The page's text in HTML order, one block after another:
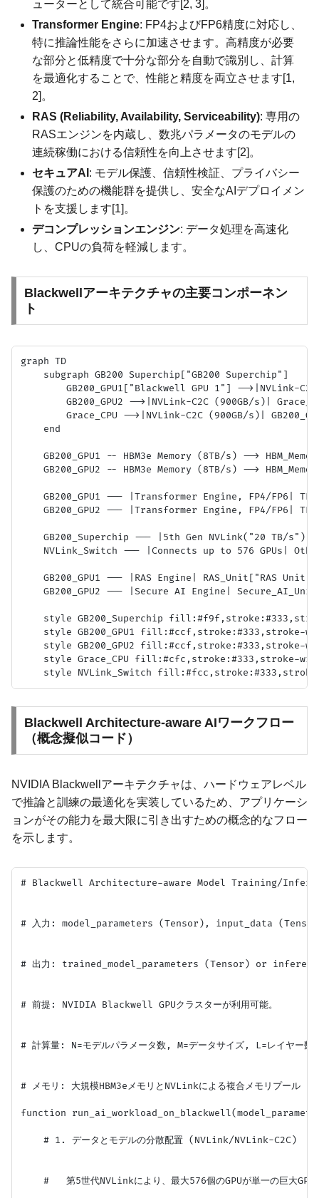
ューターとして統合可能です[2, 3]。
Transformer Engine: FP4およびFP6精度に対応し、
特に推論性能をさらに加速させます。高精度が必要
な部分と低精度で十分な部分を自動で識別し、計算
を最適化することで、性能と精度を両立させます[1,
2]。
RAS (Reliability, Availability, Serviceability): 専用の
RASエンジンを内蔵し、数兆パラメータのモデルの
連続稼働における信頼性を向上させます[2]。
セキュアAI : モデル保護、信頼性検証、プライバシー
保護のための機能群を提供し、安全なAIデプロイメン
トを支援します[1]。
デコンプレッションエンジン: データ処理を高速化
し、CPUの負荷を軽減します。
Blackwellアーキテクチャの主要コンポーネン
ト
graph TD
    subgraph GB200 Superchip["GB200 Superchip"]
GB200_GPU1["Blackwell GPU 1"] -->|NVLink-
GB200_GPU2 -->|NVLink-C2C (900GB/s)|
Grace_CPU -->|NVLink-C2C (900GB/s)|
    end
GB200_GPU1 -- HBM3e Memory (8TB/s) -->
GB200_GPU2 -- HBM3e Memory (8TB/s) -->
GB200_GPU1 --- |Transformer Engine, FP4/FP6|
GB200_GPU2 --- |Transformer Engine, FP4/FP6|
GB200_Superchip --- |5th Gen NVLink("20 TB/s")|
NVLink_Switch --- |Connects up to 576 GPUs|
    GB200_GPU1 --- |RAS Engine| RAS_Unit["RAS Unit"]
GB200_GPU2 --- |Secure AI Engine|
style GB200_Superchip
style GB200_GPU1 fill:#ccf,stroke:#333,stroke-
style GB200_GPU2 fill:#ccf,stroke:#333,stroke-
style Grace_CPU fill:#cfc,stroke:#333,stroke-
Blackwell Architecture-aware AIワークフロー
（概念擬似コード）
NVIDIA Blackwellアーキテクチャは、ハードウェアレベル
で推論と訓練の最適化を実装しているため、アプリケーシ
ョンがその能力を最大限に引き出すための概念的なフロー
を示します。
# Blackwell Architecture-aware Model Training/
# 入力: model_parameters (Tensor), input_data
# 出力: trained_model_parameters (Tensor) or
# 前提: NVIDIA Blackwell GPUクラスターが利用可能。
# 計算量: N=モデルパラメータ数, M=データサイズ, L=レイヤー
# メモリ: 大規模HBM3eメモリとNVLinkによる複合メモリプール
function
    # 1. データとモデルの分散配置 (NVLink/NVLink-C2C)
#   第5世代NVLinkにより、最大576個のGPUが単一の巨大GPU